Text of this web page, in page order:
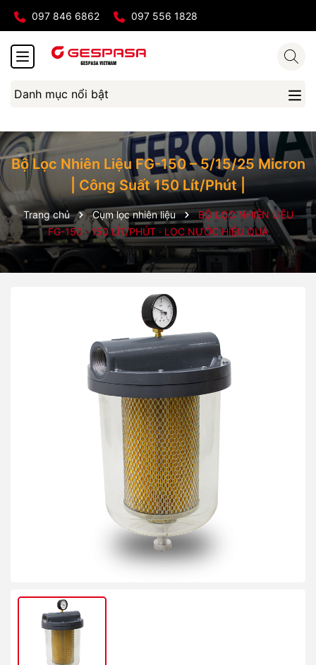
097 846 6862 097 556 1828
Danh mục nổi bật
Bộ Lọc Nhiên Liệu FG-150 – 5/15/25 Micron
| Công Suất 150 Lít/Phút |
Trang chủ Cụm lọc nhiên liệu
BỘ LỌC NHIÊN LIỆU
FG-150 · 150 LÍT/PHÚT · LỌC NƯỚC HIỆU QUẢ